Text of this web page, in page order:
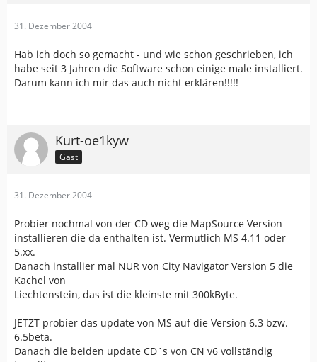
31. Dezember 2004
Hab ich doch so gemacht - und wie schon geschrieben, ich
habe seit 3 Jahren die Software schon einige male installiert.
Darum kann ich mir das auch nicht erklären!!!!!
Kurt-oe1kyw
Gast
31. Dezember 2004
Probier nochmal von der CD weg die MapSource Version
installieren die da enthalten ist. Vermutlich MS 4.11 oder
5.xx.
Danach installier mal NUR von City Navigator Version 5 die
Kachel von
Liechtenstein, das ist die kleinste mit 300kByte.
JETZT probier das update von MS auf die Version 6.3 bzw.
6.5beta.
Danach die beiden update CD´s von CN v6 vollständig